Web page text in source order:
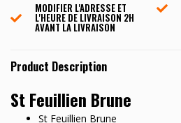
MODIFIER L'ADRESSE ET
L'HEURE DE LIVRAISON 2H
AVANT LA LIVRAISON
Product Description
St Feuillien Brune
St Feuillien Brune